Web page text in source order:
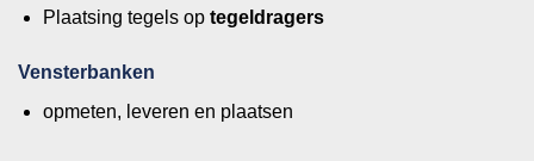
Plaatsing tegels op tegeldragers
Vensterbanken
opmeten, leveren en plaatsen